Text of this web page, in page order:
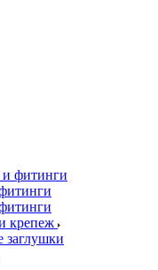
и фитинги
крепеж
заглушки